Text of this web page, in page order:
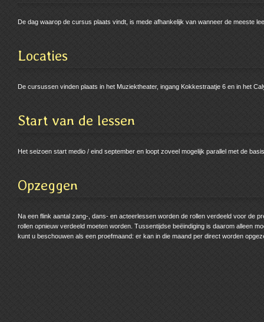
De dag waarop de cursus plaats vindt, is mede afhankelijk van wanneer de meeste
Locaties
De cursussen vinden plaats in het Muziektheater, ingang Kokkestraatje 6 en in het
Start van de lessen
Het seizoen start medio / eind september en loopt zoveel mogelijk parallel met de
Opzeggen
Na een flink aantal zang-, dans- en acteerlessen worden de rollen verdeeld voor de
rollen opnieuw verdeeld moeten worden. Tussentijdse beëindiging is daarom alleen
kunt u beschouwen als een proefmaand: er kan in die maand per direct worden